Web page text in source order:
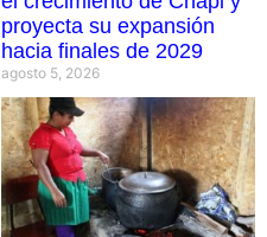
proyecta su expansión
hacia finales de 2029
agosto 5, 2026